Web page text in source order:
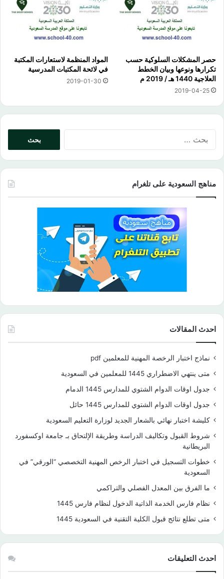
حصر المشكلات السلوكية حسب
تكرارها ونوعها وبيان الخطط
العلاجية 1440 هـ / 2019 م
2019-04-25
المواد المنظمة لاستعارات المكتبة
في لائحة المكتبات المدرسية
2019-01-30
مناهج السعودية على تلغرام
احدث المقالات
نماذج اختبار الرخصة المهنية للمعلمين pdf
متى ينتهي الاضطراري 1445 للمعلمين في السعودية
جدول اوقات الدوام الشتوي للمدارس 1445 الدمام
جدول اوقات الدوام الشتوي للمدارس 1445 حائل
كليشة اختبار نهائي بالشعار الجديد لوزارة التعليم السعودية
شروط القبول وتكاليف الدراسة وطريقة الإلتحاق بـ جامعة اوكسفورد
البريطانية
خطوات التسجيل في اختبار الرخص المهنية التخصصي “الورقي” في
السعودية
ما الفرق بين المعدل الفصلي والتراكمي
نظام فارس الخدمة الذاتية الدخول لنظام فارس 1445
متى تطلع نتائج قبول الكلية التقنية في السعودية 1445
احدث التعليقات